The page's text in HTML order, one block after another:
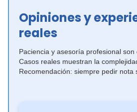
Opiniones y
reales
Paciencia y asesoría profesional son
Casos reales muestran la
Recomendación: siempre pedir nota